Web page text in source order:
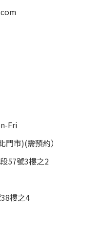
Fri
)(需預約）
57號3樓之2
樓之4